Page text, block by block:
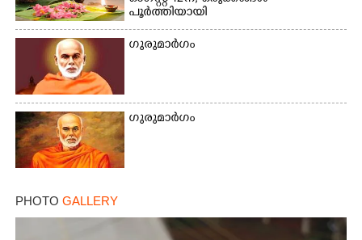
പൂർത്തിയായി
ഗുരുമാർഗം
ഗുരുമാർഗം
PHOTO GALLERY